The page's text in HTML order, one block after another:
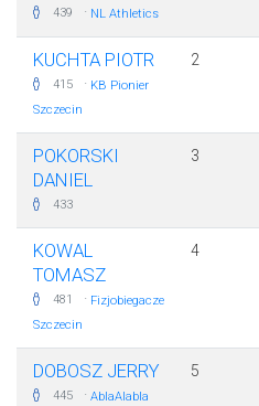
439 · NL Athletics
KUCHTA PIOTR
415 · KB Pionier
Szczecin
2
POKORSKI
DANIEL
433
3
KOWAL
TOMASZ
481 · Fizjobiegacze
Szczecin
4
DOBOSZ JERRY
445 · AblaAlabla
5